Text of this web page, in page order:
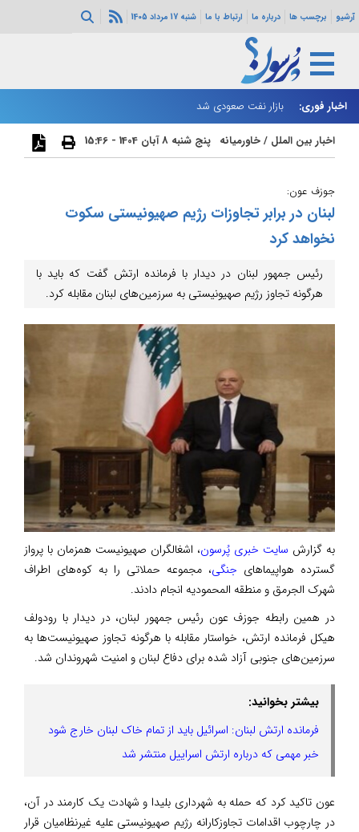
آرشیو برچسب ها درباره ما ارتباط با ما شنبه 17 مرداد 1405
اخبار فوری: بازار نفت صعودی شد
اخبار بین الملل /خاورمیانه پنج شنبه 8 آبان 1404 - 15:46
جوزف عون:
لبنان در برابر تجاوزات رژیم صهیونیستی سکوت
نخواهد کرد
رئیس جمهور لبنان در دیدار با فرمانده ارتش گفت که باید با
هرگونه تجاوز رژیم صهیونیستی به سرزمین‌های لبنان مقابله کرد.
به گزارش سایت خبری پُرسون، اشغالگران صهیونیست همزمان با پرواز
گسترده هواپیماهای جنگی، مجموعه حملاتی را به کوه‌های اطراف
شهرک الجرمق و منطقه المحمودیه انجام دادند.
در همین رابطه جوزف عون رئیس جمهور لبنان، در دیدار با رودولف
هیکل فرمانده ارتش، خواستار مقابله با هرگونه تجاوز صهیونیست‌ها به
سرزمین‌های جنوبی آزاد شده برای دفاع لبنان و امنیت شهروندان شد.
بیشتر بخوانید:
فرمانده ارتش لبنان: اسرائیل باید از تمام خاک لبنان خارج شود
خبر مهمی که درباره ارتش اسراییل منتشر شد
عون تاکید کرد که حمله به شهرداری بلیدا و شهادت یک کارمند در آن،
در چارچوب اقدامات تجاوزکارانه رژیم صهیونیستی علیه غیرنظامیان قرار